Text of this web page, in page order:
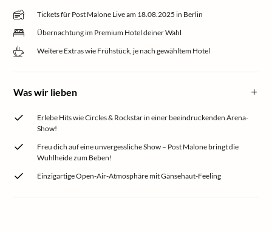
Tickets für Post Malone Live am 18.08.2025 in Berlin
Übernachtung im Premium Hotel deiner Wahl
Weitere Extras wie Frühstück, je nach gewähltem Hotel
Was wir lieben
Erlebe Hits wie Circles & Rockstar in einer beeindruckenden Arena-
Show!
Freu dich auf eine unvergessliche Show – Post Malone bringt die
Wuhlheide zum Beben!
Einzigartige Open-Air-Atmosphäre mit Gänsehaut-Feeling